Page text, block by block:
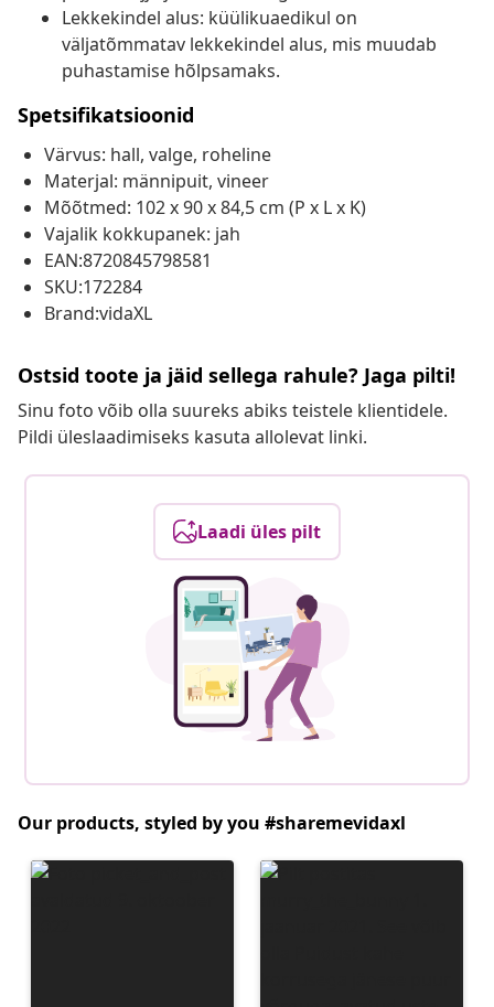
Lekkekindel alus: küülikuaedikul on
väljatõmmatav lekkekindel alus, mis muudab
puhastamise hõlpsamaks.
Spetsifikatsioonid
Värvus: hall, valge, roheline
Materjal: männipuit, vineer
Mõõtmed: 102 x 90 x 84,5 cm (P x L x K)
Vajalik kokkupanek: jah
EAN:8720845798581
SKU:172284
Brand:vidaXL
Ostsid toote ja jäid sellega rahule? Jaga pilti!
Sinu foto võib olla suureks abiks teistele klientidele.
Pildi üleslaadimiseks kasuta allolevat linki.
Laadi üles pilt
Our products, styled by you #sharemevidaxl